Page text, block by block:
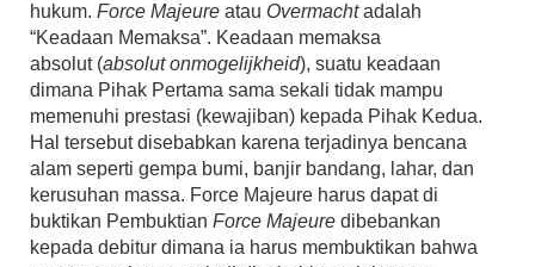
hukum. Force Majeure atau Overmachtadalah
“Keadaan Memaksa”. Keadaan memaksa
absolut (absolut onmogelijkheid), suatu keadaan
dimana Pihak Pertama sama sekali tidak mampu
memenuhi prestasi (kewajiban) kepada Pihak Kedua.
Hal tersebut disebabkan karena terjadinya bencana
alam seperti gempa bumi, banjir bandang, lahar, dan
kerusuhan massa. Force Majeure harus dapat di
buktikan Pembuktian Force Majeure dibebankan
kepada debitur dimana ia harus membuktikan bahwa